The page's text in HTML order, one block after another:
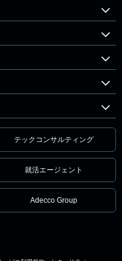
テックコンサルティング
就活エージェント
Adecco Group